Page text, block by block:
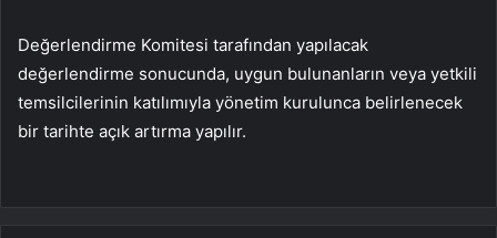
Değerlendirme Komitesi tarafından yapılacak
değerlendirme sonucunda, uygun bulunanların veya yetkili
temsilcilerinin katılımıyla yönetim kurulunca belirlenecek
bir tarihte açık artırma yapılır.